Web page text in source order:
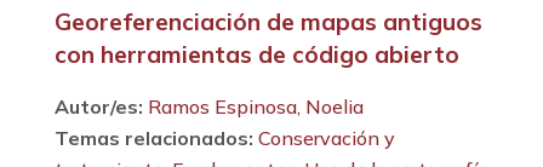
Georeferenciación de mapas antiguos
con herramientas de código abierto
Autor/es: Ramos Espinosa, Noelia
Temas relacionados: Conservación y